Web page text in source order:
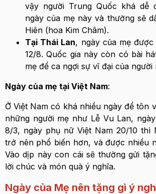
vậy người Trung Quốc khá dễ
ngày của mẹ này và thường sẽ
Hiên (hoa Kim Châm).
Tại Thái Lan, ngày của mẹ
12/8. Quốc gia này còn có bài
mẹ để ca ngợi sự vĩ đại của người
Ngày của mẹ tại Việt Nam:
Ở Việt Nam có khá nhiều ngày để tôn
những người mẹ như Lễ Vu Lan,
8/3, ngày phụ nữ Việt Nam 20/10 thì
trở nên phổ biến hơn, và được nhiều
Vào dịp này con cái sẽ thường gửi
lời chúc và món quà ý nghĩa.
Ngày của Mẹ nên tặng gì ý